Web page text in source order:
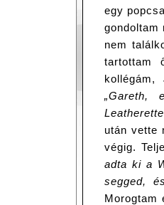
egy
nem
tartottam
„Gareth,
után vette
végig.
adta ki a
segged,
Morogtam